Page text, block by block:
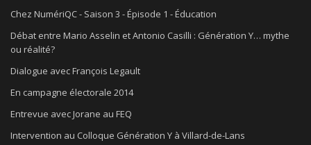
Chez NumériQC - Saison 3 - Épisode 1 - Éducation
Débat entre Mario Asselin et Antonio Casilli : Génération Y… mythe
ou réalité?
Dialogue avec François Legault
En campagne électorale 2014
Entrevue avec Jorane au FEQ
Intervention au Colloque Génération Y à Villard-de-Lans